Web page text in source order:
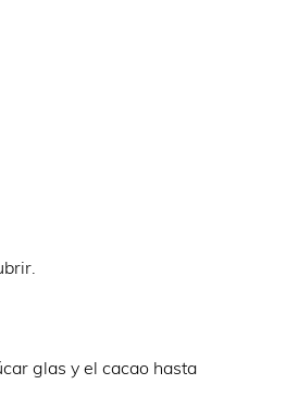
glas y el cacao hasta